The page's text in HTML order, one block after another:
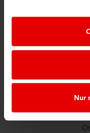
Nur
TRAUNER